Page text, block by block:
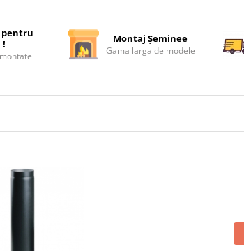
pentru
!
Montaj Șeminee
Gama larga de modele